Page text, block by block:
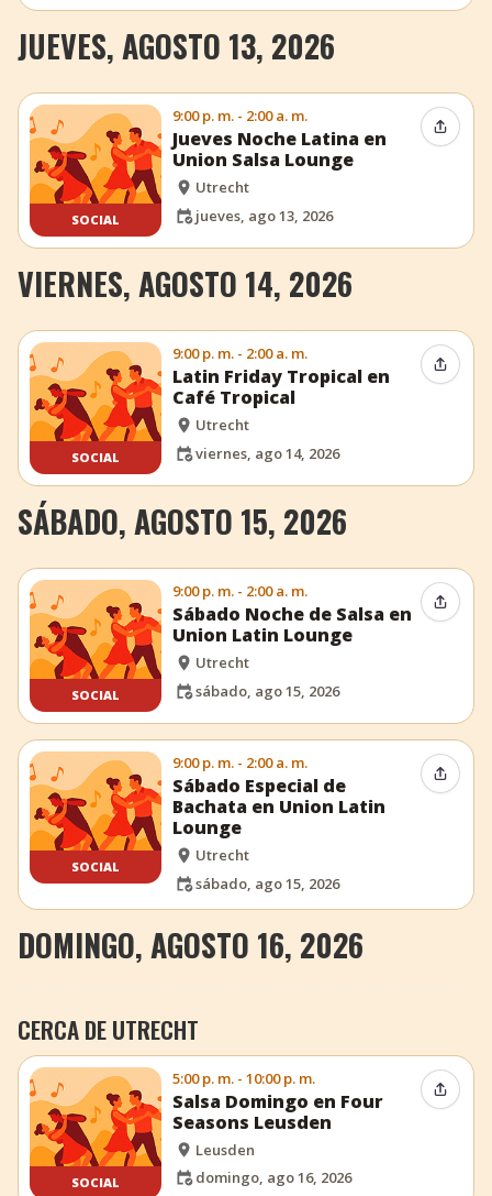
JUEVES, AGOSTO 13, 2026
SOCIAL
9:00 p. m. - 2:00 a. m.
Jueves Noche Latina en
Union Salsa Lounge
Utrecht
jueves, ago 13, 2026
VIERNES, AGOSTO 14, 2026
SOCIAL
9:00 p. m. - 2:00 a. m.
Latin Friday Tropical en
Café Tropical
Utrecht
viernes, ago 14, 2026
SÁBADO, AGOSTO 15, 2026
SOCIAL
9:00 p. m. - 2:00 a. m.
Sábado Noche de Salsa en
Union Latin Lounge
Utrecht
sábado, ago 15, 2026
SOCIAL
9:00 p. m. - 2:00 a. m.
Sábado Especial de
Bachata en Union Latin
Lounge
Utrecht
sábado, ago 15, 2026
DOMINGO, AGOSTO 16, 2026
CERCA DE UTRECHT
SOCIAL
5:00 p. m. - 10:00 p. m.
Salsa Domingo en Four
Seasons Leusden
Leusden
domingo, ago 16, 2026